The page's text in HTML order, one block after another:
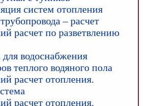
систем отопления
– расчет
расчет по разветвлению
для водоснабжения
теплого водяного пола
расчет отопления.
расчет отопления.